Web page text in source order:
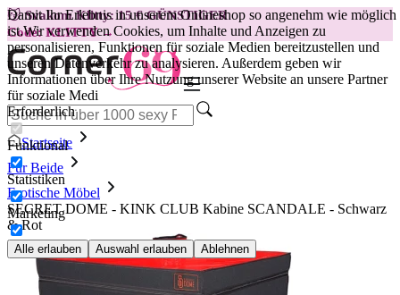
Damit Ihr Erlebnis in unserem Onlineshop so angenehm wie möglich
ist.Wir verwenden Cookies, um Inhalte und Anzeigen zu
personalisieren, Funktionen für soziale Medien bereitzustellen und
unseren Datenverkehr zu analysieren. Außerdem geben wir
Informationen über Ihre Nutzung unserer Website an unsere Partner
für soziale Medi
Erforderlich
Funktional
Statistiken
Marketing
Alle erlauben Auswahl erlauben Ablehnen
😽Svakom Klitty: 15 € GÜNSTIGER
Code: KLITTY →
Startseite
Für Beide
Erotische Möbel
SECRET DOME - KINK CLUB Kabine SCANDALE - Schwarz
& Rot